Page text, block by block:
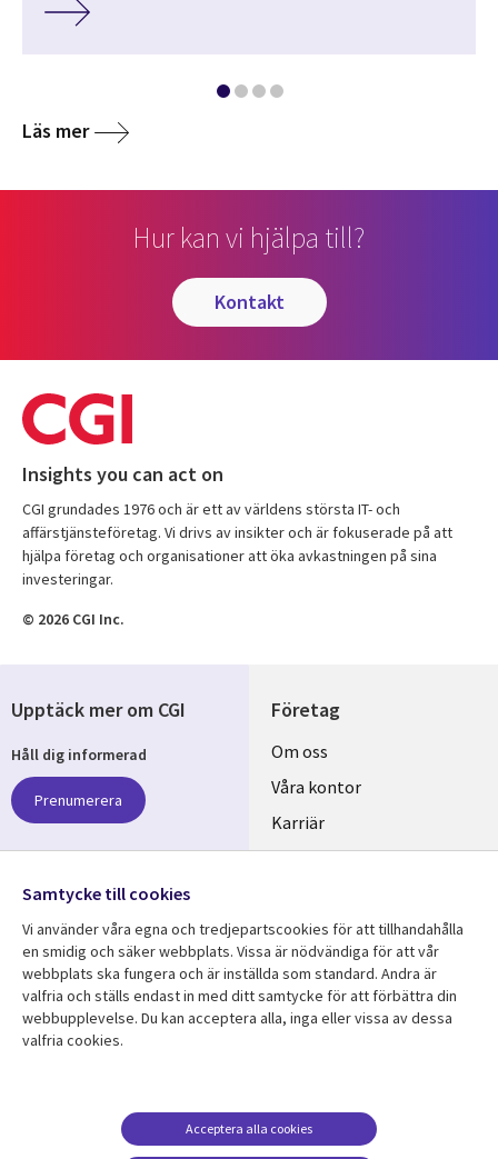
Läs mer
Hur kan vi hjälpa till?
kontakt
Insights you can act on
CGI grundades 1976 och är ett av världens största IT- och
affärstjänsteföretag. Vi drivs av insikter och är fokuserade på att
hjälpa företag och organisationer att öka avkastningen på sina
investeringar.
© 2026 CGI Inc.
Företag
Useful
links
SWEDEN
Om oss
Våra kontor
Karriär
Hållbarhet
Resurscenter
SWEDEN
dataskydd
Accessibility
Upptäck mer om CGI
Håll dig informerad
Prenumerera
Följ oss
Social
Media
SWEDEN
Samtycke till cookies
Vi använder våra egna och tredjepartscookies för att tillhandahålla
en smidig och säker webbplats. Vissa är nödvändiga för att vår
webbplats ska fungera och är inställda som standard. Andra är
valfria och ställs endast in med ditt samtycke för att förbättra din
webbupplevelse. Du kan acceptera alla, inga eller vissa av dessa
valfria cookies.
Acceptera alla cookies